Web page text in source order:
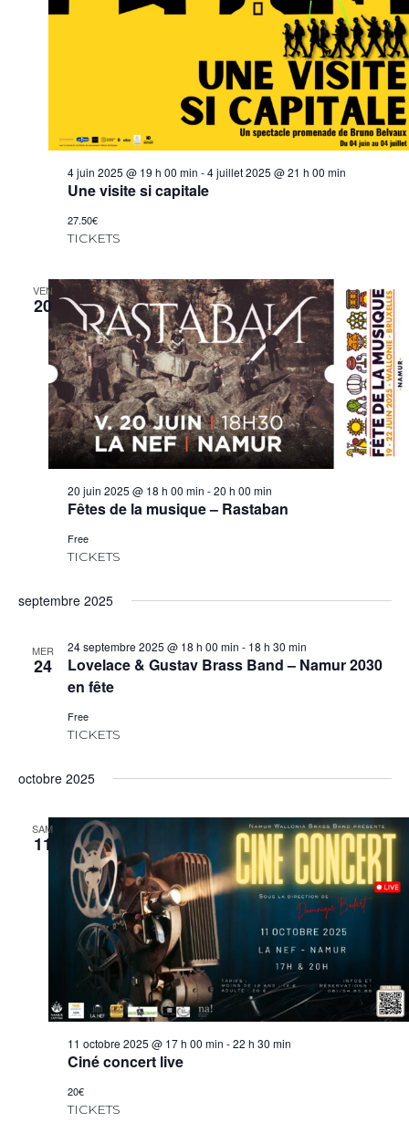
4 juin 2025 @ 19 h 00 min -4 juillet 2025 @ 21 h 00 min
Une visite si capitale
27.50€
TICKETS
VEN
20
20 juin 2025 @ 18 h 00 min -20 h 00 min
Fêtes de la musique – Rastaban
Free
TICKETS
septembre 2025
MER
24
24 septembre 2025 @ 18 h 00 min - 18 h 30 min
Lovelace & Gustav Brass Band – Namur 2030
en fête
Free
TICKETS
octobre 2025
SAM
11
11 octobre 2025 @ 17 h 00 min -22 h 30 min
Ciné concert live
20€
TICKETS